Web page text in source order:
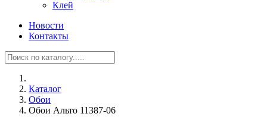
Клей
Новости
Контакты
Каталог
Обои
Обои Альто 11387-06